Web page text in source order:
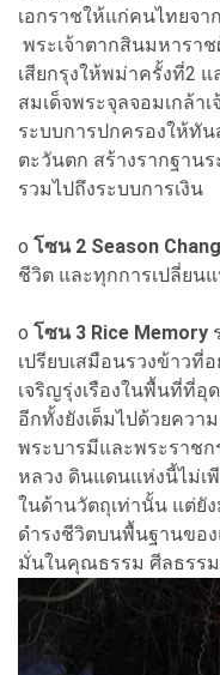
เอกราชให้แก่คนไทยจา
พระเจ้าตากสินมหารา
เสียกรุงให้พม่าครั้งที่2
สมเด็จพระจุลจอมเกล้า
ระบบการปกครองให้ทั
ตะวันตก สร้างรากฐา
รวมไปถึงระบบการเงิน
o โซน 2 Season
ชีวิต และทุกการเปลี่ยน
o โซน 3 Rice Memory
เปรียบเสมือนรวงข้าวที่
เจริญรุ่งเรืองในพื้นที่ที่
อีกทั้งยังเต็มไปด้วยคว
พระบารมีและพระราช
หลวง ดินแดนแห่งนี้ไม่
ในด้านวัตถุเท่านั้น แต่ยั
ดำรงชีวิตบนพื้นฐานขอ
มั่นในคุณธรรม ศีลธรร